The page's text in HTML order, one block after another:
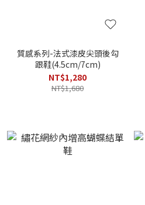
質感系列-法式漆皮尖頭後勾
跟鞋(4.5cm/7cm)
NT$1,280
NT$1,680